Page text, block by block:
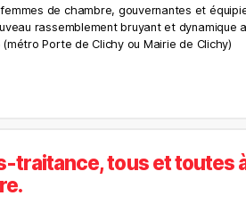
de chambre, gouvernantes et
rassemblement bruyant et dynamique
Porte de Clichy ou Mairie de Clichy)
traitance, tous et toutes